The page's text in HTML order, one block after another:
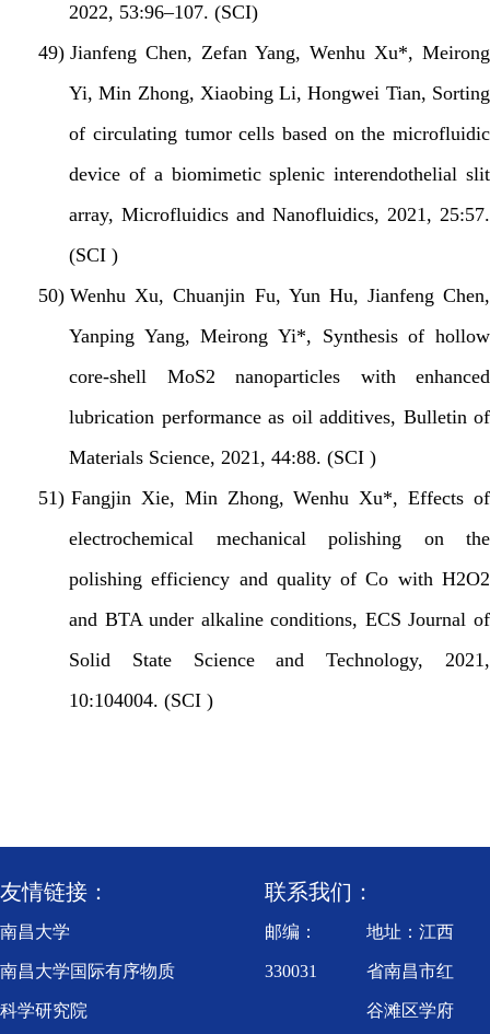
2022, 53:96–107. (SCI)
49) Jianfeng Chen, Zefan Yang, Wenhu Xu*, Meirong
Yi, Min Zhong, Xiaobing Li, Hongwei Tian, Sorting
of circulating tumor cells based on the microfluidic
device of a biomimetic splenic interendothelial slit
array, Microfluidics and Nanofluidics, 2021, 25:57.
(SCI )
50) Wenhu Xu, Chuanjin Fu, Yun Hu, Jianfeng Chen,
Yanping Yang, Meirong Yi*, Synthesis of hollow
core-shell MoS2 nanoparticles with enhanced
lubrication performance as oil additives, Bulletin of
Materials Science, 2021, 44:88. (SCI )
51) Fangjin Xie, Min Zhong, Wenhu Xu*, Effects of
electrochemical mechanical polishing on the
polishing efficiency and quality of Co with H2O2
and BTA under alkaline conditions, ECS Journal of
Solid State Science and Technology, 2021,
10:104004. (SCI )
友情链接：
南昌大学
南昌大学国际有序物质
科学研究院
联系我们：
邮编：
330031
地址：江西
省南昌市红
谷滩区学府